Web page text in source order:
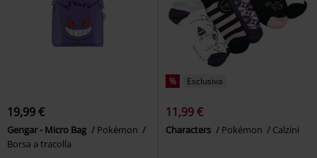
19,99 €
Gengar - Micro Bag
Pokémon
Borsa a tracolla
% Esclusiva
11,99 €
Characters Pokémon Calzini